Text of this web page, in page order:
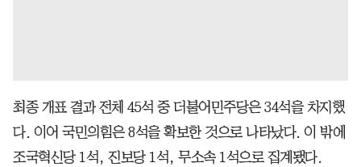
최종 개표 결과 전체 45석 중 더불어민주당은 34석을 차지했
다. 이어 국민의힘은 8석을 확보한 것으로 나타났다. 이 밖에
조국혁신당 1석, 진보당 1석, 무소속 1석으로 집계됐다.